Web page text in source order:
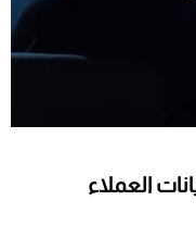
العملاء